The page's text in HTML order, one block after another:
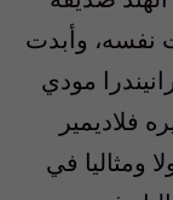
نفسه، وأبدت
مودي
فلاديمير
ومثاليا في